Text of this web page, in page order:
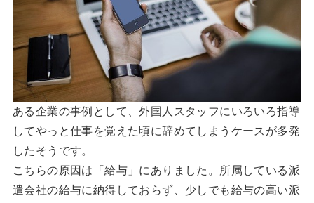
ある企業の事例として、外国人スタッフにいろいろ指導
してやっと仕事を覚えた頃に辞めてしまうケースが多発
したそうです。
こちらの原因は「給与」にありました。所属している派
遣会社の給与に納得しておらず、少しでも給与の高い派